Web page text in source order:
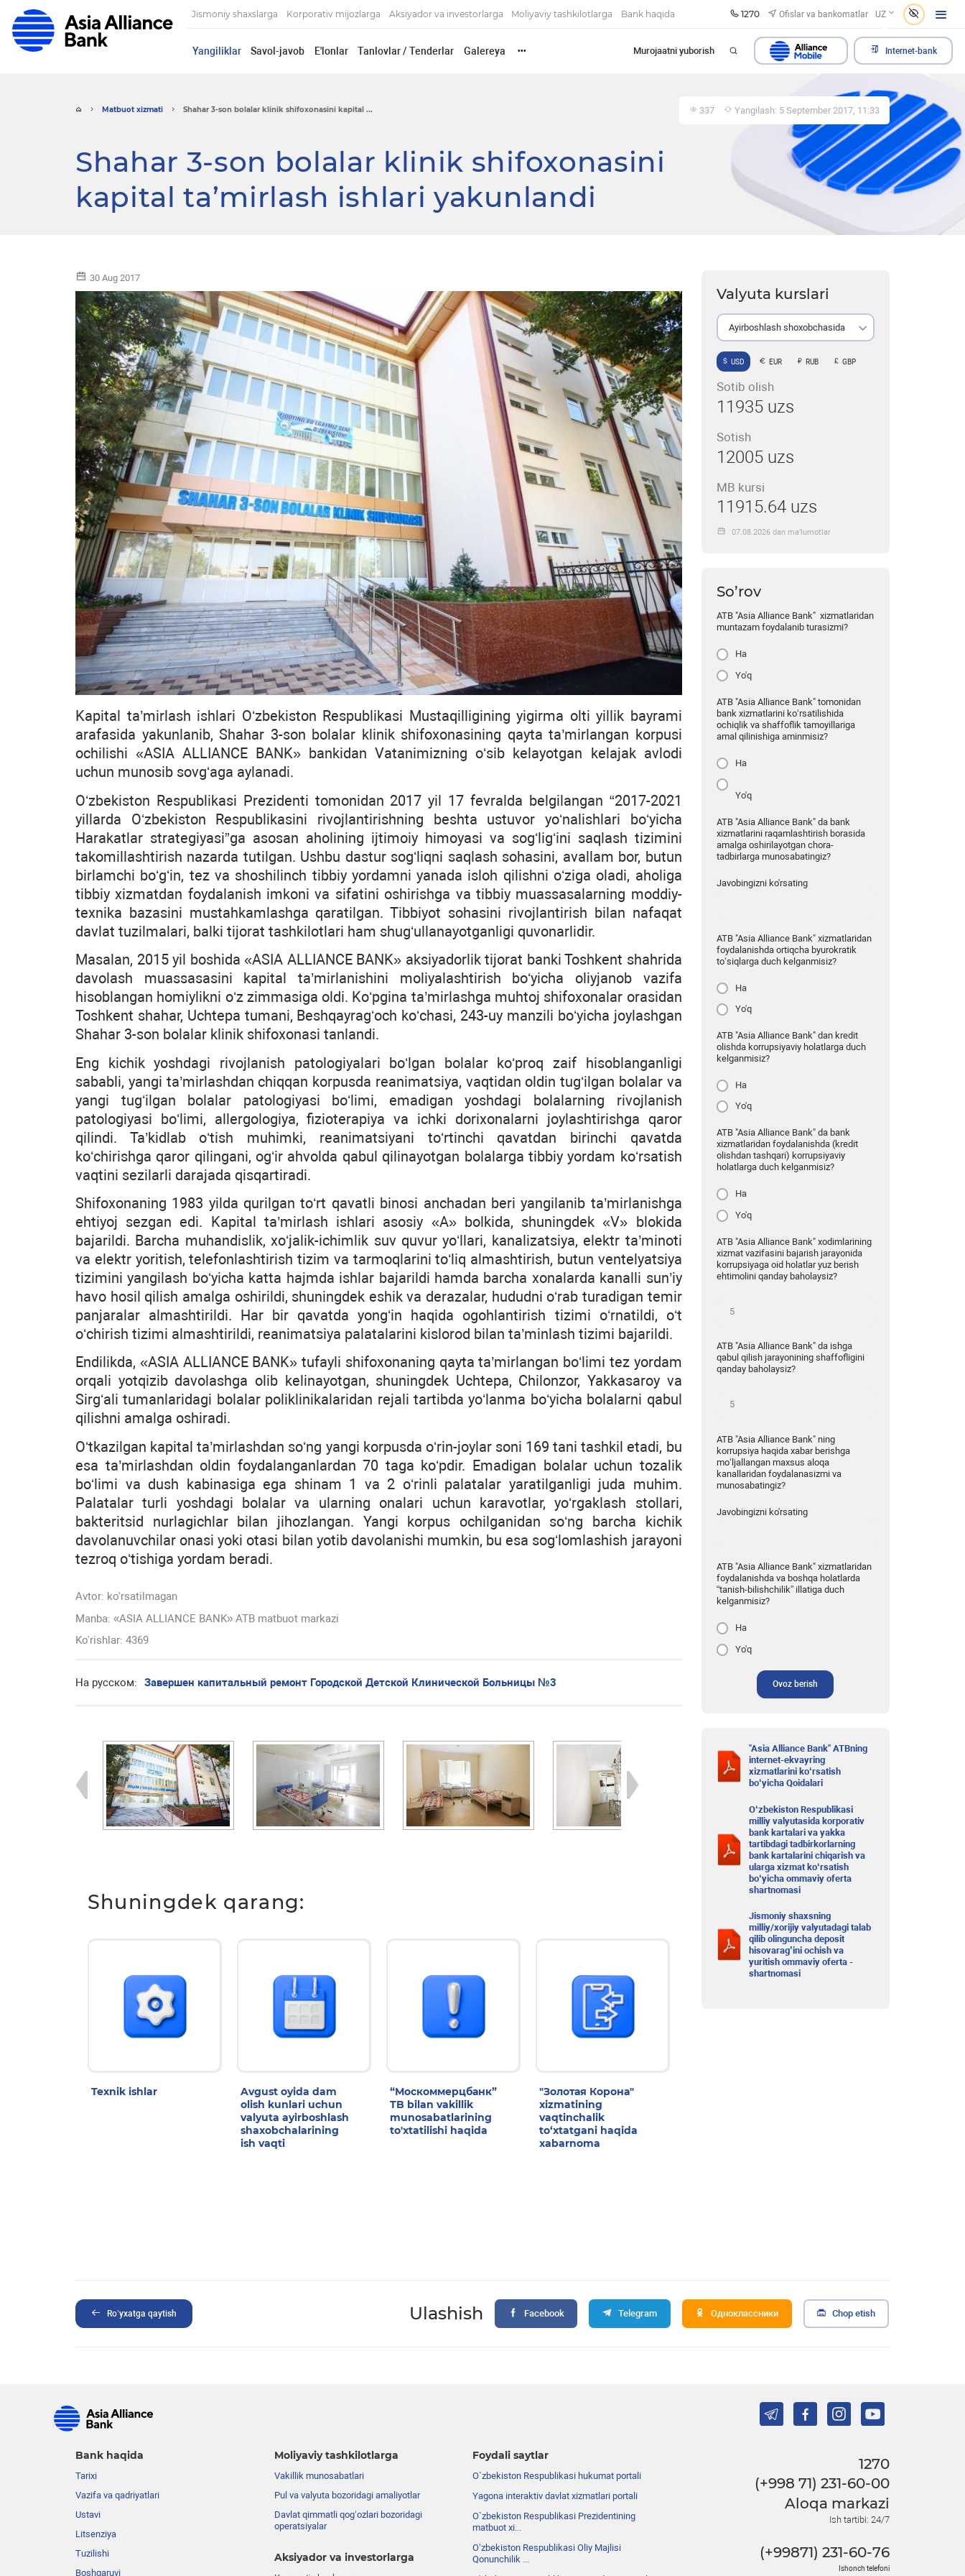
Jismoniy shaxslarga Korporativ mijozlarga Aksiyador va investorlarga Moliyaviy tashkilotlarga Bank haqida 1270 Ofislar va bankomatlar UZ
Yangiliklar Savol-javob E'lonlar Tanlovlar / Tenderlar Galereya ••• Murojaatni yuborish Internet-bank
Matbuot xizmati Shahar 3-son bolalar klinik shifoxonasini kapital ... 337 Yangilash: 5 September 2017, 11:33
Shahar 3-son bolalar klinik shifoxonasini
kapital ta’mirlash ishlari yakunlandi
30 Aug 2017
Kapital ta’mirlash ishlari Oʻzbekiston Respublikasi Mustaqilligining yigirma olti yillik bayrami
arafasida yakunlanib, Shahar 3-son bolalar klinik shifoxonasining qayta ta’mirlangan korpusi
ochilishi «ASIA ALLIANCE BANK» bankidan Vatanimizning oʻsib kelayotgan kelajak avlodi
uchun munosib sovgʻaga aylanadi.
Oʻzbekiston Respublikasi Prezidenti tomonidan 2017 yil 17 fevralda belgilangan “2017-2021
yillarda Oʻzbekiston Respublikasini rivojlantirishning beshta ustuvor yoʻnalishlari boʻyicha
Harakatlar strategiyasi”ga asosan aholining ijtimoiy himoyasi va sogʻligʻini saqlash tizimini
takomillashtirish nazarda tutilgan. Ushbu dastur sogʻliqni saqlash sohasini, avallam bor, butun
birlamchi boʻgʻin, tez va shoshilinch tibbiy yordamni yanada isloh qilishni oʻziga oladi, aholiga
tibbiy xizmatdan foydalanish imkoni va sifatini oshirishga va tibbiy muassasalarning moddiy-
texnika bazasini mustahkamlashga qaratilgan. Tibbiyot sohasini rivojlantirish bilan nafaqat
davlat tuzilmalari, balki tijorat tashkilotlari ham shugʻullanayotganligi quvonarlidir.
Masalan, 2015 yil boshida «ASIA ALLIANCE BANK» aksiyadorlik tijorat banki Toshkent shahrida
davolash muassasasini kapital ta’mirlanishini moliyalashtirish boʻyicha oliyjanob vazifa
hisoblangan homiylikni oʻz zimmasiga oldi. Koʻpgina ta’mirlashga muhtoj shifoxonalar orasidan
Toshkent shahar, Uchtepa tumani, Beshqayragʻoch koʻchasi, 243-uy manzili boʻyicha joylashgan
Shahar 3-son bolalar klinik shifoxonasi tanlandi.
Eng kichik yoshdagi rivojlanish patologiyalari boʻlgan bolalar koʻproq zaif hisoblanganligi
sababli, yangi ta’mirlashdan chiqqan korpusda reanimatsiya, vaqtidan oldin tugʻilgan bolalar va
yangi tugʻilgan bolalar patologiyasi boʻlimi, emadigan yoshdagi bolalarning rivojlanish
patologiyasi boʻlimi, allergologiya, fizioterapiya va ichki dorixonalarni joylashtirishga qaror
qilindi. Ta’kidlab oʻtish muhimki, reanimatsiyani toʻrtinchi qavatdan birinchi qavatda
koʻchirishga qaror qilingani, ogʻir ahvolda qabul qilinayotgan bolalarga tibbiy yordam koʻrsatish
vaqtini sezilarli darajada qisqartiradi.
Shifoxonaning 1983 yilda qurilgan toʻrt qavatli binosi anchadan beri yangilanib ta’mirlanishga
ehtiyoj sezgan edi. Kapital ta’mirlash ishlari asosiy «A» bolkida, shuningdek «V» blokida
bajarildi. Barcha muhandislik, xoʻjalik-ichimlik suv quvur yoʻllari, kanalizatsiya, elektr ta’minoti
va elektr yoritish, telefonlashtirish tizim va tarmoqlarini toʻliq almashtirish, butun ventelyatsiya
tizimini yangilash boʻyicha katta hajmda ishlar bajarildi hamda barcha xonalarda kanalli sun’iy
havo hosil qilish amalga oshirildi, shuningdek eshik va derazalar, hududni oʻrab turadigan temir
panjaralar almashtirildi. Har bir qavatda yongʻin haqida ogohlantirish tizimi oʻrnatildi, oʻt
oʻchirish tizimi almashtirildi, reanimatsiya palatalarini kislorod bilan ta’minlash tizimi bajarildi.
Endilikda, «ASIA ALLIANCE BANK» tufayli shifoxonaning qayta ta’mirlangan boʻlimi tez yordam
orqali yotqizib davolashga olib kelinayotgan, shuningdek Uchtepa, Chilonzor, Yakkasaroy va
Sirgʻali tumanlaridagi bolalar poliklinikalaridan rejali tartibda yoʻlanma boʻyicha bolalarni qabul
qilishni amalga oshiradi.
Oʻtkazilgan kapital ta’mirlashdan soʻng yangi korpusda oʻrin-joylar soni 169 tani tashkil etadi, bu
esa ta’mirlashdan oldin foydalanganlardan 70 taga koʻpdir. Emadigan bolalar uchun tozalik
boʻlimi va dush kabinasiga ega shinam 1 va 2 oʻrinli palatalar yaratilganligi juda muhim.
Palatalar turli yoshdagi bolalar va ularning onalari uchun karavotlar, yoʻrgaklash stollari,
bakteritsid nurlagichlar bilan jihozlangan. Yangi korpus ochilganidan soʻng barcha kichik
davolanuvchilar onasi yoki otasi bilan yotib davolanishi mumkin, bu esa sogʻlomlashish jarayoni
tezroq oʻtishiga yordam beradi.
Avtor: ko'rsatilmagan
Manba: «ASIA ALLIANCE BANK» ATB matbuot markazi
Ko'rishlar: 4369
На русском: Завершен капитальный ремонт Городской Детской Клинической Больницы №3
Shuningdek qarang:
Texnik ishlar
Avgust oyida dam
olish kunlari uchun
valyuta ayirboshlash
shaxobchalarining
ish vaqti
“Москоммерцбанк”
TB bilan vakillik
munosabatlarining
to'xtatilishi haqida
"Золотая Корона"
xizmatining
vaqtinchalik
to‘xtatgani haqida
xabarnoma
Valyuta kurslari
Ayirboshlash shoxobchasida
USD EUR RUB GBP
Sotib olish
11935 uzs
Sotish
12005 uzs
MB kursi
11915.64 uzs
07.08.2026 dan ma’lumotlar
So’rov
ATB "Asia Alliance Bank" xizmatlaridan
muntazam foydalanib turasizmi?
Ha
Yo'q
ATB "Asia Alliance Bank" tomonidan
bank xizmatlarini ko‘rsatilishida
ochiqlik va shaffoflik tamoyillariga
amal qilinishiga aminmisiz?
Ha
Yo'q
ATB "Asia Alliance Bank" da bank
xizmatlarini raqamlashtirish borasida
amalga oshirilayotgan chora-
tadbirlarga munosabatingiz?
Javobingizni ko'rsating
ATB "Asia Alliance Bank" xizmatlaridan
foydalanishda ortiqcha byurokratik
to‘siqlarga duch kelganmisiz?
Ha
Yo'q
ATB "Asia Alliance Bank" dan kredit
olishda korrupsiyaviy holatlarga duch
kelganmisiz?
Ha
Yo'q
ATB "Asia Alliance Bank" da bank
xizmatlaridan foydalanishda (kredit
olishdan tashqari) korrupsiyaviy
holatlarga duch kelganmisiz?
Ha
Yo'q
ATB "Asia Alliance Bank" xodimlarining
xizmat vazifasini bajarish jarayonida
korrupsiyaga oid holatlar yuz berish
ehtimolini qanday baholaysiz?
ATB "Asia Alliance Bank" da ishga
qabul qilish jarayonining shaffofligini
qanday baholaysiz?
ATB "Asia Alliance Bank" ning
korrupsiya haqida xabar berishga
mo‘ljallangan maxsus aloqa
kanallaridan foydalanasizmi va
munosabatingiz?
Javobingizni ko'rsating
ATB "Asia Alliance Bank" xizmatlaridan
foydalanishda va boshqa holatlarda
“tanish-bilishchilik” illatiga duch
kelganmisiz?
Ha
Yo'q
Ovoz berish
"Asia Alliance Bank" ATBning
internet-ekvayring
xizmatlarini ko‘rsatish
bo‘yicha Qoidalari
O‘zbekiston Respublikasi
milliy valyutasida korporativ
bank kartalari va yakka
tartibdagi tadbirkorlarning
bank kartalarini chiqarish va
ularga xizmat ko‘rsatish
bo‘yicha ommaviy oferta
shartnomasi
Jismoniy shaxsning
milliy/xorijiy valyutadagi talab
qilib olinguncha deposit
hisovarag’ini ochish va
yuritish ommaviy oferta -
shartnomasi
Ro’yxatga qaytish Ulashish Facebook Telegram Одноклассники Chop etish
Bank haqida
Tarixi
Vazifa va qadriyatlari
Ustavi
Litsenziya
Tuzilishi
Boshqaruvi
Moliyaviy tashkilotlarga
Vakillik munosabatlari
Pul va valyuta bozoridagi amaliyotlar
Davlat qimmatli qog‘ozlari bozoridagi
operatsiyalar
Aksiyador va investorlarga
Foydali saytlar
O`zbekiston Respublikasi hukumat portali
Yagona interaktiv davlat xizmatlari portali
O`zbekiston Respublikasi Prezidentining
matbuot xi...
Oʼzbekiston Respublikasi Oliy Majlisi
Qonunchilik ...
1270
(+998 71) 231-60-00
Aloqa markazi
Ish tartibi: 24/7
(+99871) 231-60-76
Ishonch telefoni